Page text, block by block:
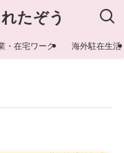
たぞう
・在宅ワーク 海外駐在生活